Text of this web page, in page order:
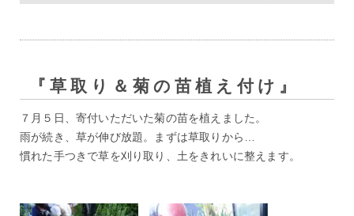
『草取り＆菊の苗植え付け』
７月５日、寄付いただいた菊の苗を植えました。
雨が続き、草が伸び放題。まずは草取りから…
慣れた手つきで草を刈り取り、土をきれいに整えます。